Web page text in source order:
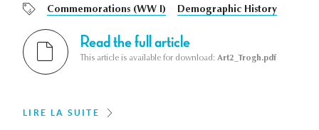
Commemorations (WW I) Demographic History
Read the full article
This article is available for download: Art2_Trogh.pdf
LIRE LA SUITE